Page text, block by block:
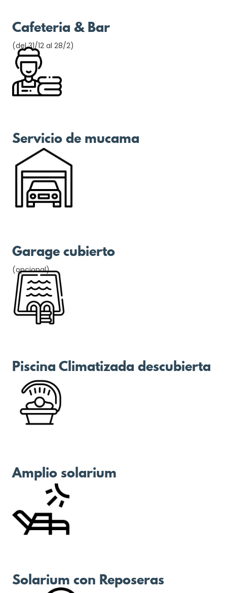
Cafeteria & Bar
(del 31/12 al 28/2)
Servicio de mucama
Garage cubierto
(opcional)
Piscina Climatizada descubierta
Amplio solarium
Solarium con Reposeras